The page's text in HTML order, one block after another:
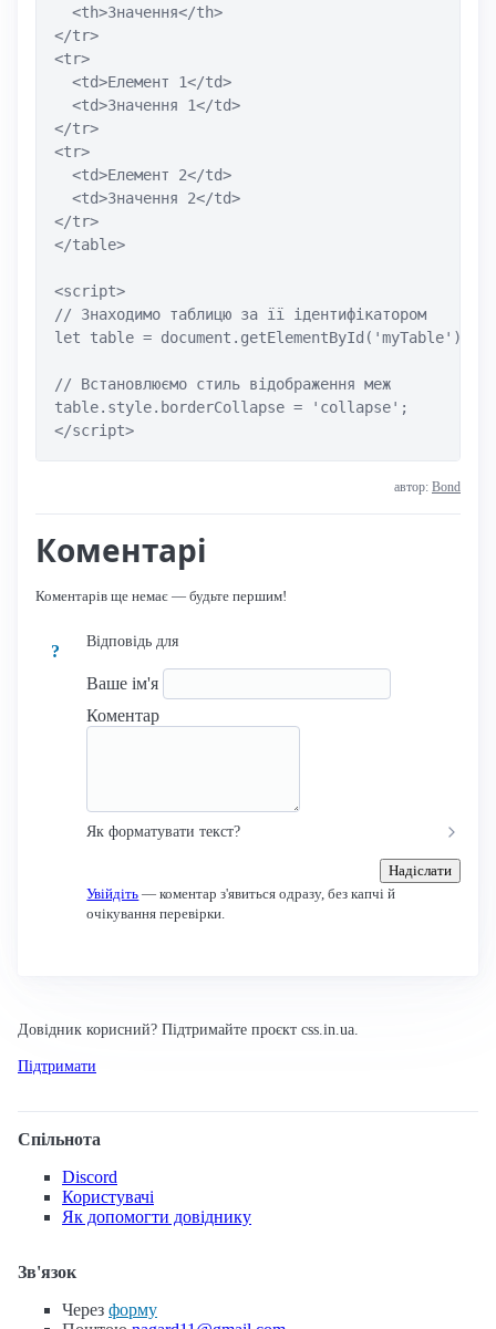
  <th>Значення</th>
</tr>
<tr>
  <td>Елемент 1</td>
  <td>Значення 1</td>
</tr>
<tr>
  <td>Елемент 2</td>
  <td>Значення 2</td>
</tr>
</table>
<script>
// Знаходимо таблицю за її ідентифікатором
let table = document.getElementById('myTable');
// Встановлюємо стиль відображення меж
table.style.borderCollapse = 'collapse';
</script>
автор: Bond
Коментарі
Коментарів ще немає — будьте першим!
?
Відповідь для
Ваше ім'я
Коментар
Як форматувати текст?
Надіслати
Увійдіть — коментар з'явиться одразу, без капчі й
очікування перевірки.
Довідник корисний? Підтримайте проєкт css.in.ua.
Підтримати
Спільнота
Discord
Користувачі
Як допомогти довіднику
Зв'язок
Через форму